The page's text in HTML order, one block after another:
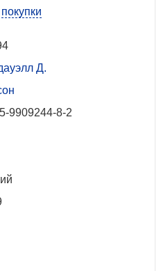
Д.
9909244-8-2